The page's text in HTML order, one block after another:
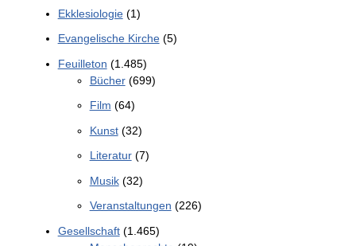
Ekklesiologie(1)
Evangelische Kirche(5)
Feuilleton (1.485)
Bücher(699)
Film (64)
Kunst(32)
Literatur(7)
Musik(32)
Veranstaltungen (226)
Gesellschaft(1.465)